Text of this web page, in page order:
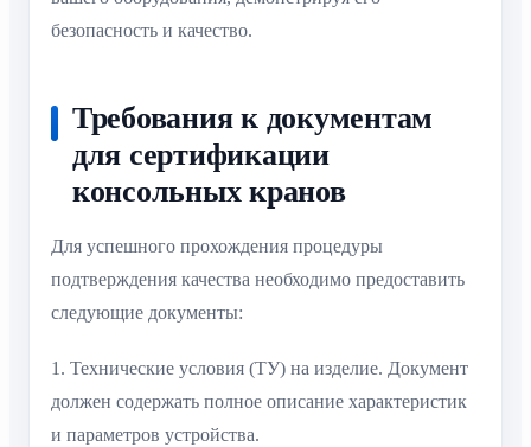
безопасность и качество.
Требования к документам
для сертификации
консольных кранов
Для успешного прохождения процедуры
подтверждения качества необходимо предоставить
следующие документы:
1. Технические условия (ТУ) на изделие. Документ
должен содержать полное описание характеристик
и параметров устройства.